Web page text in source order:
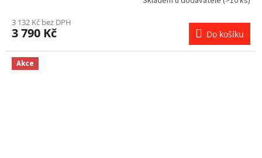
3 132 Kč bez DPH
3 790 Kč Do košíku
Akce